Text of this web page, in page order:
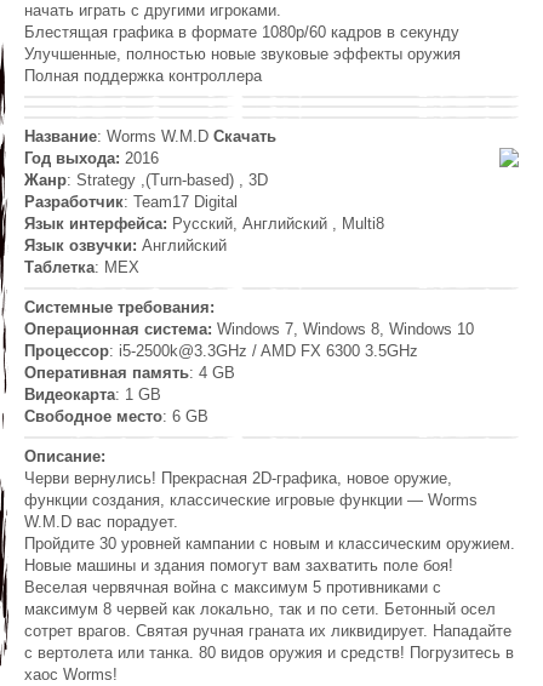
начать играть с другими игроками.
Блестящая графика в формате 1080p/60 кадров в секунду
Улучшенные, полностью новые звуковые эффекты оружия
Полная поддержка контроллера
Название: Worms W.M.D Скачать
Год выхода: 2016
Жанр: Strategy ,(Turn-based) , 3D
Разработчик: Team17 Digital
Язык интерфейса: Русский, Английский , Multi8
Язык озвучки: Английский
Таблетка: MEX
Системные требования:
Операционная система: Windows 7, Windows 8, Windows 10
Процессор: i5-2500k@3.3GHz / AMD FX 6300 3.5GHz
Оперативная память: 4 GB
Видеокарта: 1 GB
Свободное место: 6 GB
Описание:
Черви вернулись! Прекрасная 2D-графика, новое оружие,
функции создания, классические игровые функции — Worms
W.M.D вас порадует.
Пройдите 30 уровней кампании с новым и классическим оружием.
Новые машины и здания помогут вам захватить поле боя!
Веселая червячная война с максимум 5 противниками с
максимум 8 червей как локально, так и по сети. Бетонный осел
сотрет врагов. Святая ручная граната их ликвидирует. Нападайте
с вертолета или танка. 80 видов оружия и средств! Погрузитесь в
хаос Worms!